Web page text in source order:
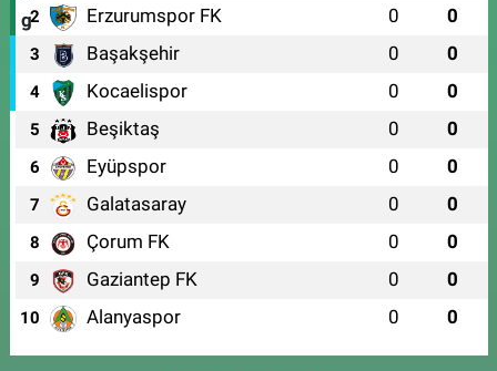
2 Erzurumspor FK 0 0
3 Başakşehir 0 0
4 Kocaelispor 0 0
5 Beşiktaş 0 0
6 Eyüpspor 0 0
7 Galatasaray 0 0
8 Çorum FK 0 0
9 Gaziantep FK 0 0
10 Alanyaspor 0 0